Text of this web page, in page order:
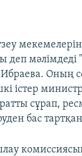
деп мәлімдеді
Оның
істер
сұрап,
бас